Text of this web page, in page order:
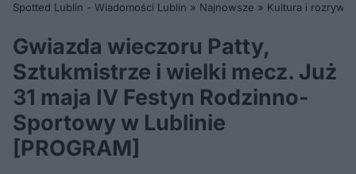
Spotted Lublin - Wiadomości Lublin » Najnowsze » Kultura i rozrywka
Gwiazda wieczoru Patty,
Sztukmistrze i wielki mecz. Już
31 maja IV Festyn Rodzinno-
Sportowy w Lublinie
[PROGRAM]